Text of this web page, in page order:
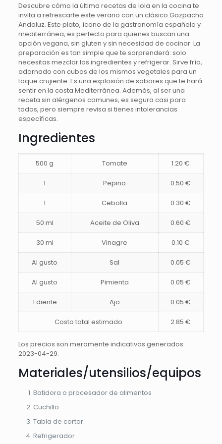
Descubre cómo la última recetas de lola en la cocina te
invita a refrescarte este verano con un clásico Gazpacho
Andaluz. Este plato, ícono de la gastronomía española y
mediterránea, es perfecto para quienes buscan una
opción vegana, sin gluten y sin necesidad de cocinar. La
preparación es tan simple que te sorprenderá: solo
necesitas mezclar los ingredientes y refrigerar. Sirve frío,
adornado con cubos de los mismos vegetales para un
toque crujiente. Es una explosión de sabores que te hará
sentir en la costa Mediterránea. Además, al ser una
receta sin alérgenos comunes, es segura casi para
todos, pero siempre revisa si tienes intolerancias
específicas.
Ingredientes
500 g Tomate 1.20 €
1 Pepino 0.50 €
1 Cebolla 0.30 €
50 ml Aceite de Oliva 0.60 €
30 ml Vinagre 0.10 €
Al gusto Sal 0.05 €
Al gusto Pimienta 0.05 €
1 diente Ajo 0.05 €
Costo total estimado 2.85 €
Los precios son meramente indicativos generados
2023-04-29.
Materiales/utensilios/equipos
Batidora o procesador de alimentos
Cuchillo
Tabla de cortar
Refrigerador